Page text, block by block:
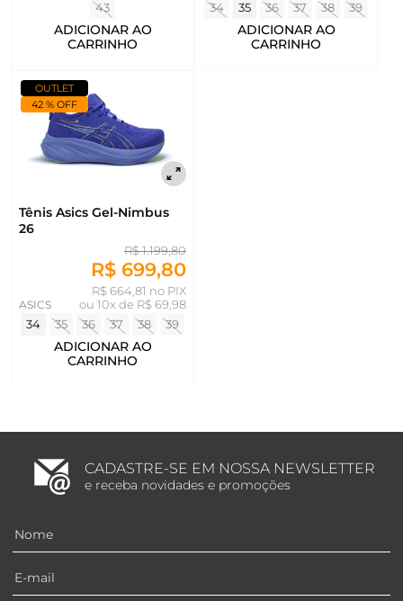
43
ADICIONAR AO
CARRINHO
34 35 36 37 38 39
ADICIONAR AO
CARRINHO
OUTLET
42 % OFF
Tênis Asics Gel-Nimbus
26
R$ 1.199,80
R$ 699,80
R$ 664,81 no PIX
ou 10x de R$ 69,98
ASICS
34
35 36 37 38 39
ADICIONAR AO
CARRINHO
CADASTRE-SE EM NOSSA NEWSLETTER
e receba novidades e promoções